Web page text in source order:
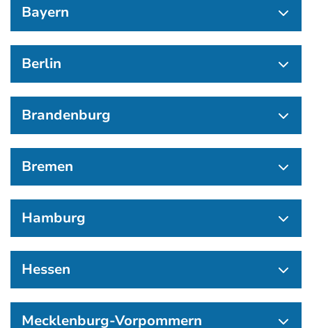
Bayern
Berlin
Brandenburg
Bremen
Hamburg
Hessen
Mecklenburg-Vorpommern